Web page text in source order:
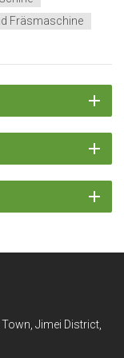
Fräsmaschine
Jimei District,